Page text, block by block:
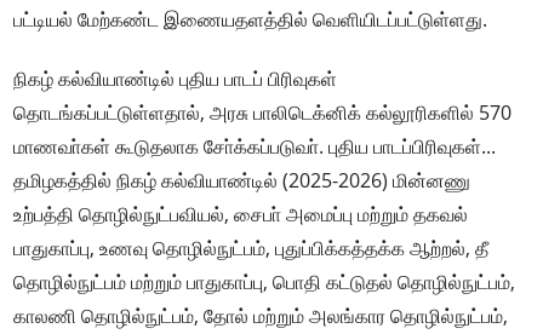
பட்டியல் மேற்கண்ட இணையதளத்தில் வெளியிடப்பட்டுள்ளது.
நிகழ் கல்வியாண்டில் புதிய பாடப் பிரிவுகள்
தொடங்கப்பட்டுள்ளதால், அரசு பாலிடெக்னிக் கல்லூரிகளில் 570
மாணவா்கள் கூடுதலாக சோ்க்கப்படுவா். புதிய பாடப்பிரிவுகள்...
தமிழகத்தில் நிகழ் கல்வியாண்டில் (2025-2026) மின்னணு
உற்பத்தி தொழில்நுட்பவியல், சைபா் அமைப்பு மற்றும் தகவல்
பாதுகாப்பு, உணவு தொழில்நுட்பம், புதுப்பிக்கத்தக்க ஆற்றல், தீ
தொழில்நுட்பம் மற்றும் பாதுகாப்பு, பொதி கட்டுதல் தொழில்நுட்பம்,
காலணி தொழில்நுட்பம், தோல் மற்றும் அலங்கார தொழில்நுட்பம்,